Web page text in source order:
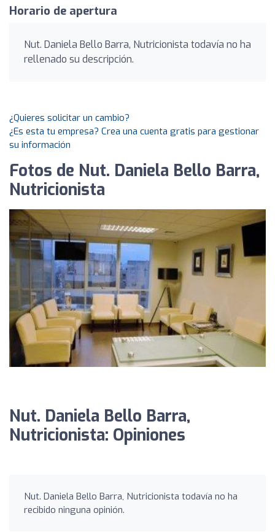
Horario de apertura
Nut. Daniela Bello Barra, Nutricionista todavía no ha
rellenado su descripción.
¿Quieres solicitar un cambio?
¿Es esta tu empresa? Crea una cuenta gratis para gestionar
su información
Fotos de Nut. Daniela Bello Barra,
Nutricionista
Nut. Daniela Bello Barra,
Nutricionista: Opiniones
Nut. Daniela Bello Barra, Nutricionista todavía no ha
recibido ninguna opinión.